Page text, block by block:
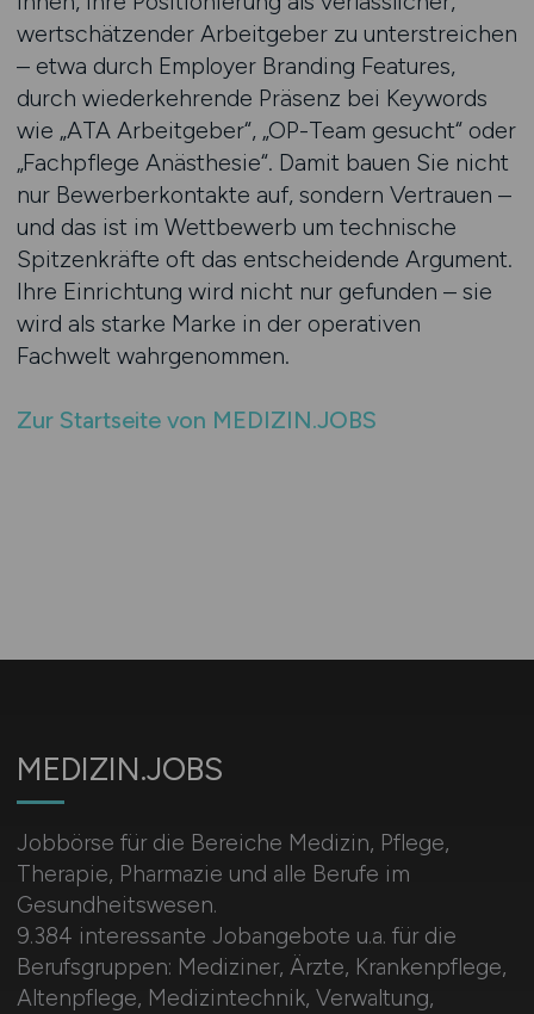
wertschätzender Arbeitgeber zu unterstreichen
– etwa durch Employer Branding Features,
durch wiederkehrende Präsenz bei Keywords
wie „ATA Arbeitgeber“, „OP-Team gesucht“ oder
„Fachpflege Anästhesie“. Damit bauen Sie nicht
nur Bewerberkontakte auf, sondern Vertrauen –
und das ist im Wettbewerb um technische
Spitzenkräfte oft das entscheidende Argument.
Ihre Einrichtung wird nicht nur gefunden – sie
wird als starke Marke in der operativen
Fachwelt wahrgenommen.
Zur Startseite von MEDIZIN.JOBS
MEDIZIN.JOBS
Jobbörse für die Bereiche Medizin, Pflege,
Therapie, Pharmazie und alle Berufe im
Gesundheitswesen.
9.384 interessante Jobangebote u.a. für die
Berufsgruppen: Mediziner, Ärzte, Krankenpflege,
Altenpflege, Medizintechnik, Verwaltung,